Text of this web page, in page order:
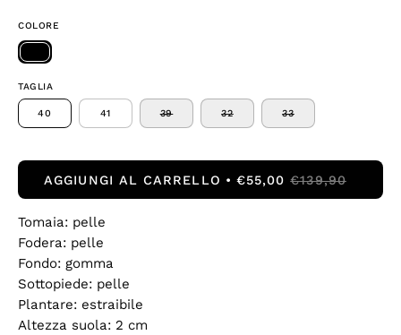
COLORE
TAGLIA
40 41 39 32 33
AGGIUNGI AL CARRELLO €55,00 €139,90
Tomaia: pelle
Fodera: pelle
Fondo: gomma
Sottopiede: pelle
Plantare: estraibile
Altezza suola: 2 cm